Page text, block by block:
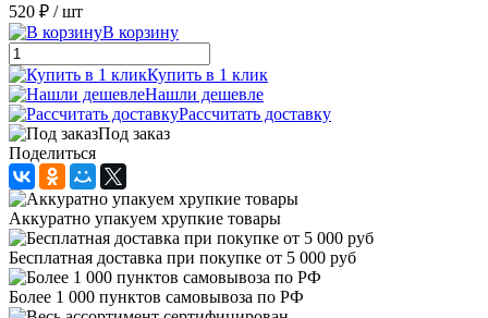
520 ₽ / шт
В корзину
Купить в 1 клик
Нашли дешевле
Рассчитать доставку
Под заказ
Поделиться
Аккуратно упакуем хрупкие товары
Бесплатная доставка при покупке от 5 000 руб
Более 1 000 пунктов самовывоза по РФ